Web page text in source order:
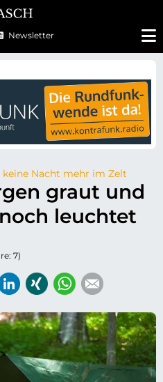
Newsletter
Nacht mehr im Zelt
graut und
leuchtet
7)
LinkedIn
Xing WhatsApp